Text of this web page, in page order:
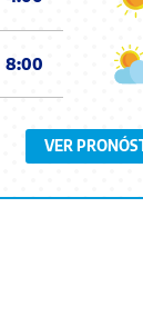
8:00
VER